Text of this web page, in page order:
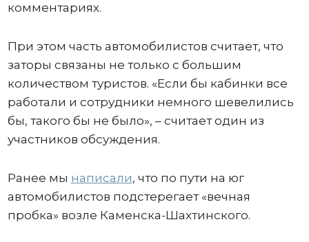
комментариях.
При этом часть автомобилистов считает, что
заторы связаны не только с большим
количеством туристов. «Если бы кабинки все
работали и сотрудники немного шевелились
бы, такого бы не было», – считает один из
участников обсуждения.
Ранее мы написали, что по пути на юг
автомобилистов подстерегает «вечная
пробка» возле Каменска-Шахтинского.